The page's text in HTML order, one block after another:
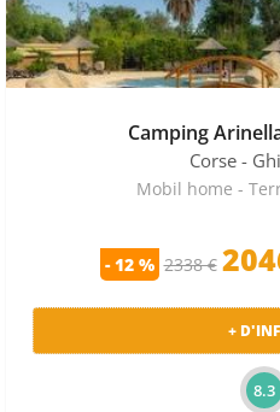
Camping
Corse -
Mobil home -
- 12 % 2338 €
+
8.3